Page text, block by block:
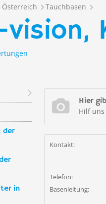
Österreich Tauchbasen
der
in
Hier
Hilf
Kontakt:
Telefon:
Basenleitung: